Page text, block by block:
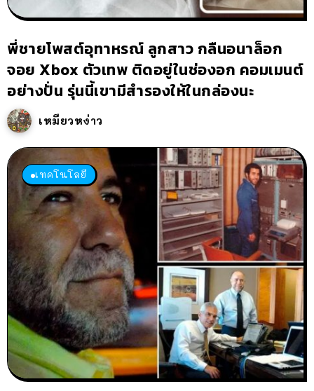
พี่ชายโพสต์อุทาหรณ์ ลูกสาว กลืนอนาล็อก
จอย Xbox ตัวเทพ ติดอยู่ในช่องอก คอมเมนต์
อย่างปั่น รุ่นนี้เขามีสำรองให้ในกล่องนะ
เหมียวหง่าว
เทคโนโลยี